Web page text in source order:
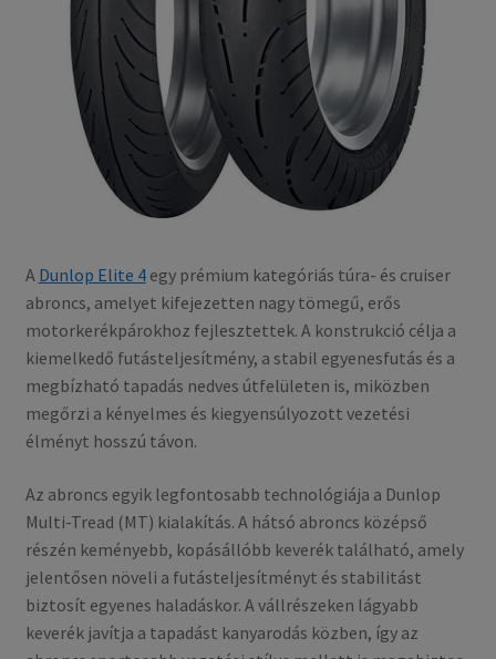
A Dunlop Elite 4egy prémium kategóriás túra- és cruiser
abroncs, amelyet kifejezetten nagy tömegű, erős
motorkerékpárokhoz fejlesztettek. A konstrukció célja a
kiemelkedő futásteljesítmény, a stabil egyenesfutás és a
megbízható tapadás nedves útfelületen is, miközben
megőrzi a kényelmes és kiegyensúlyozott vezetési
élményt hosszú távon.
Az abroncs egyik legfontosabb technológiája a Dunlop
Multi-Tread (MT) kialakítás. A hátsó abroncs középső
részén keményebb, kopásállóbb keverék található, amely
jelentősen növeli a futásteljesítményt és stabilitást
biztosít egyenes haladáskor. A vállrészeken lágyabb
keverék javítja a tapadást kanyarodás közben, így az